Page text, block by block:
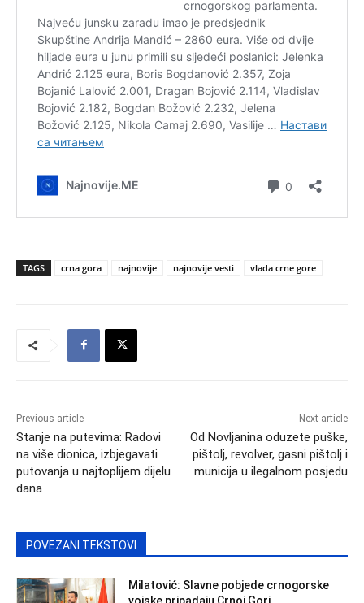
TAGS crna gora najnovije najnovije vesti vlada crne gore
Previous article
Stanje na putevima: Radovi
na više dionica, izbjegavati
putovanja u najtoplijem dijelu
dana
Next article
Od Novljanina oduzete puške,
pištolj, revolver, gasni pištolj i
municija u ilegalnom posjedu
POVEZANI TEKSTOVI
Milatović: Slavne pobjede crnogorske
vojske pripadaju Crnoj Gori